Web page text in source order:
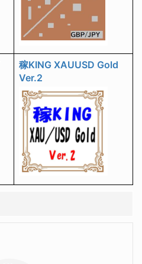
稼KING XAUUSD Gold
Ver.2